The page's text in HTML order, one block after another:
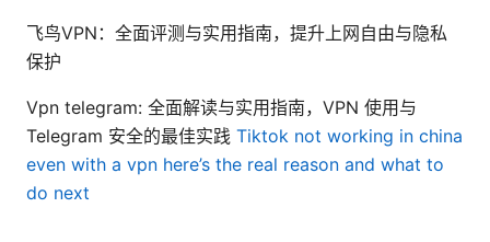
飞鸟VPN：全面评测与实用指南，提升上网自由与隐私
保护
Vpn telegram: 全面解读与实用指南，VPN 使用与
Telegram 安全的最佳实践 Tiktok not working in china
even with a vpn here’s the real reason and what to
do next